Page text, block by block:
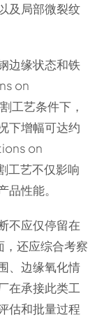
及局部微裂纹
边缘状态和铁
on
工艺条件下，
下增幅可达约
on
工艺不仅影响
性能。
不应仅停留在
，还应综合考察
、边缘氧化情
在承接此类工
估和批量过程